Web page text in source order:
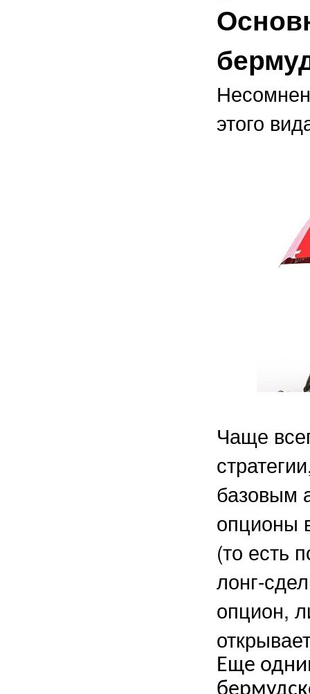
этого
Чаще
базовым
опционы
(то есть
лонг-
опцион,
Еще